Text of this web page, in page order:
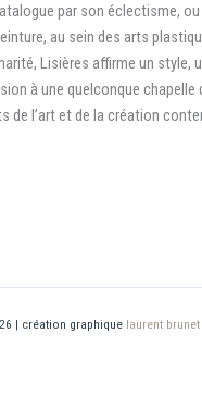
par son éclectisme,
au sein des arts
Lisières affirme un style,
à une quelconque
de l’art et de la création
| création graphique laurent brunet